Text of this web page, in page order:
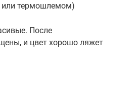
или термошлемом)
После
и цвет хорошо ляжет